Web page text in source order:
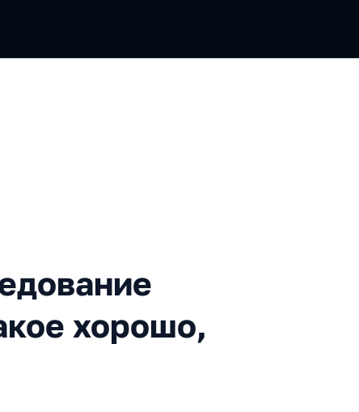
разработчика. Что
хорошо,